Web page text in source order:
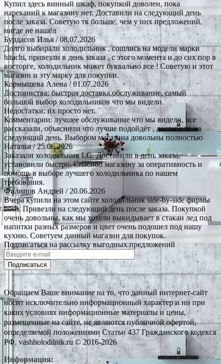
Купил здесь винный шкаф, покупкой доволен, пока
нареканий к магазину нет. Доставили на следующий день
после заказа. Советую тк больше, чем у них предложений,
нигде не нашёл
Бурдасов Илья/ 08.07.2026
Долго выбирали холодильник , сошлись на модели марки
hitachi, привезли в день заказа , с этого момента и до сих пор в
восторге, холодильник может буквально все ! Советую и этот
магазин и эту марку для покупки.
Кормышева Алена / 01.07.2026
Достоинства: быстрая доставка.обслуживание, самый
большой выбор холодильников что мы видели.
Недостатки: их просто нет.
Комментарии: лучшее обслуживание что мы видели, все
рассказали, объяснили что лучше подойдёт , доставили на
следующий день. Выбором магазина довольны полностью
Наталья/ 25.06.2026
Заказали холодильник LG. Доставили в день заказа,
установили быстро. Спасибо магазину за оперативность и
помощь в выборе лучшего холодильника по нашем
требования.
Филипов Андрей / 20.06.2026
Вчера купили на этом сайте холодильник side-by-side фирмы
bosh. Привезли на следующий день после заказа. Покупкой
очень довольны, как мы хотели выкидывает в стакан лед под
напитки разных размеров и цвет очень подошел под нашу
кухню. Советуем данный магазин для покупок.
Подписаться на рассылку выгодных предложений
Подписаться
Обращаем Ваше внимание на то, что данный интернет-сайт
носит исключительно информационный характер и ни при
каких условиях информационные материалы и цены,
размещенные на сайте, не являются публичной офертой,
определяемой положениями Статьи 437 Гражданского кодекса
РФ. vashholodilnik.ru © 2016-2026
Информация: